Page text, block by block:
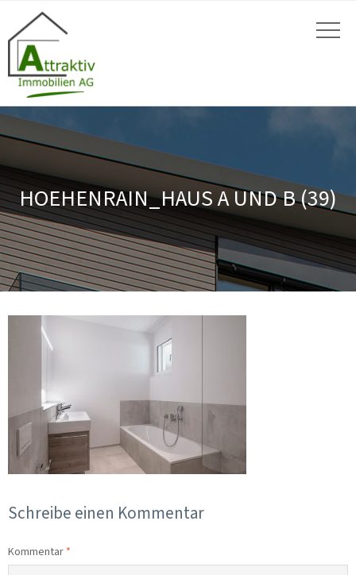
HOEHENRAIN_HAUS A UND B (39)
Schreibe einen Kommentar
Kommentar *